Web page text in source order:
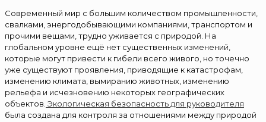
Современный мир с большим количеством промышленности,
свалками, энергодобывающими компаниями, транспортом и
прочими вещами, трудно уживается с природой. На
глобальном уровне ещё нет существенных изменений,
которые могут привести к гибели всего живого, но точечно
уже существуют проявления, приводящие к катастрофам,
изменению климата, вымиранию животных, изменению
рельефа и исчезновению некоторых географических
объектов. Экологическая безопасность для руководителя
была создана для контроля за отношениями между природой